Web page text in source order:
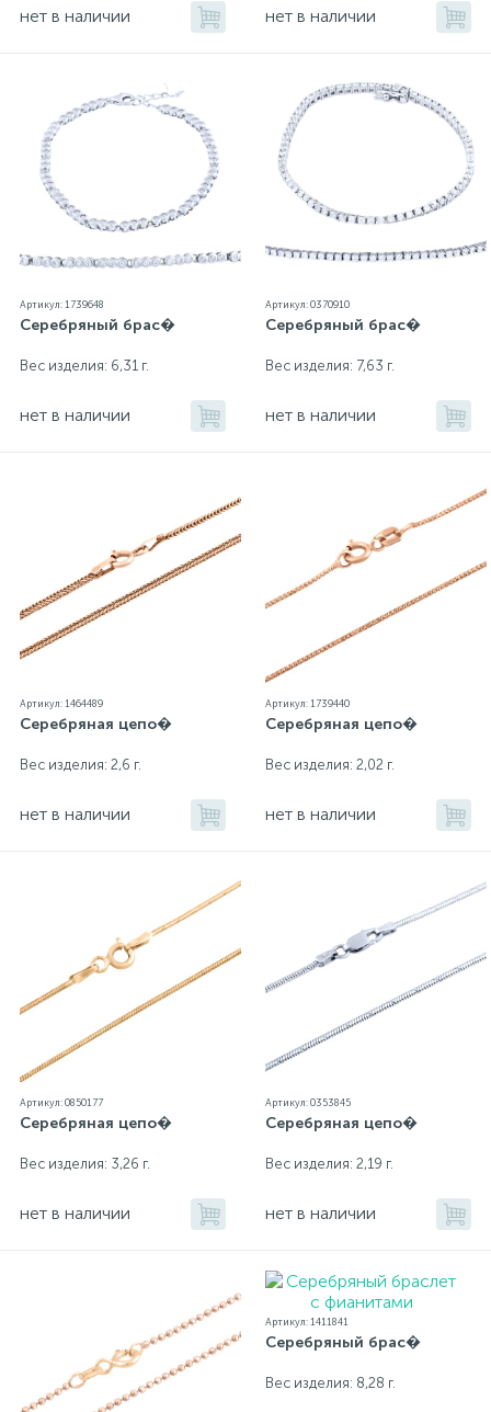
нет в наличии нет в наличии
Артикул: 1739648
Серебряный брас�
Вес изделия: 6,31 г.
нет в наличии
Артикул: 0370910
Серебряный брас�
Вес изделия: 7,63 г.
нет в наличии
Артикул: 1464489
Серебряная цепо�
Вес изделия: 2,6 г.
нет в наличии
Артикул: 1739440
Серебряная цепо�
Вес изделия: 2,02 г.
нет в наличии
Артикул: 0850177
Серебряная цепо�
Вес изделия: 3,26 г.
нет в наличии
Артикул: 0353845
Серебряная цепо�
Вес изделия: 2,19 г.
нет в наличии
Артикул: 1411841
Серебряный брас�
Вес изделия: 8,28 г.